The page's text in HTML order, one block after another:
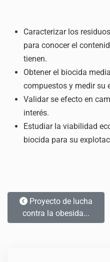
Caracterizar los
para conocer el
tienen.
Obtener el biocida
compuestos y medir su
Validar se efecto en
interés.
Estudiar la viabilidad
biocida para su
Proyecto de lucha
contra la obesida...